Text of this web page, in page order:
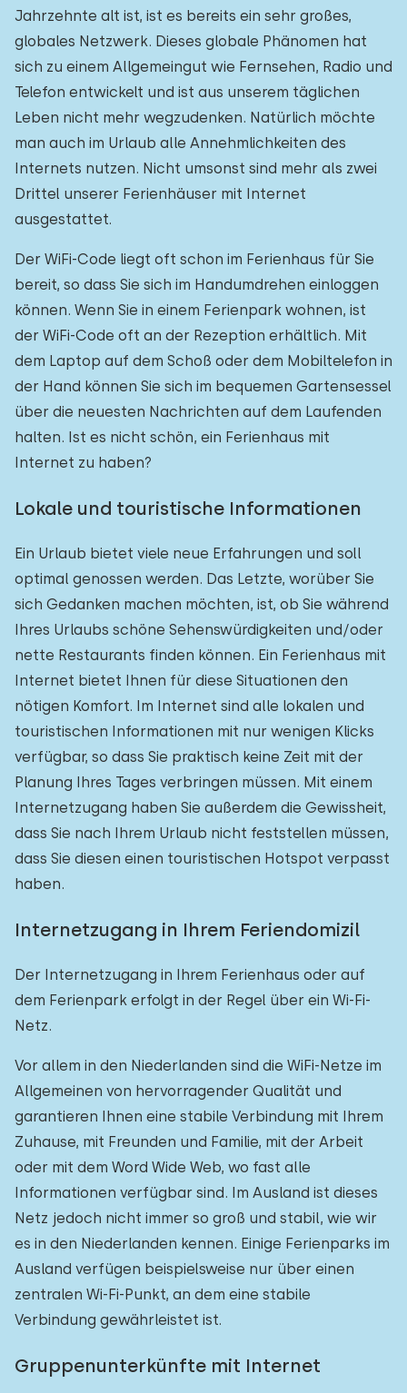
Jahrzehnte alt ist, ist es bereits ein sehr großes,
globales Netzwerk. Dieses globale Phänomen hat
sich zu einem Allgemeingut wie Fernsehen, Radio und
Telefon entwickelt und ist aus unserem täglichen
Leben nicht mehr wegzudenken. Natürlich möchte
man auch im Urlaub alle Annehmlichkeiten des
Internets nutzen. Nicht umsonst sind mehr als zwei
Drittel unserer Ferienhäuser mit Internet
ausgestattet.
Der WiFi-Code liegt oft schon im Ferienhaus für Sie
bereit, so dass Sie sich im Handumdrehen einloggen
können. Wenn Sie in einem Ferienpark wohnen, ist
der WiFi-Code oft an der Rezeption erhältlich. Mit
dem Laptop auf dem Schoß oder dem Mobiltelefon in
der Hand können Sie sich im bequemen Gartensessel
über die neuesten Nachrichten auf dem Laufenden
halten. Ist es nicht schön, ein Ferienhaus mit
Internet zu haben?
Lokale und touristische Informationen
Ein Urlaub bietet viele neue Erfahrungen und soll
optimal genossen werden. Das Letzte, worüber Sie
sich Gedanken machen möchten, ist, ob Sie während
Ihres Urlaubs schöne Sehenswürdigkeiten und/oder
nette Restaurants finden können. Ein Ferienhaus mit
Internet bietet Ihnen für diese Situationen den
nötigen Komfort. Im Internet sind alle lokalen und
touristischen Informationen mit nur wenigen Klicks
verfügbar, so dass Sie praktisch keine Zeit mit der
Planung Ihres Tages verbringen müssen. Mit einem
Internetzugang haben Sie außerdem die Gewissheit,
dass Sie nach Ihrem Urlaub nicht feststellen müssen,
dass Sie diesen einen touristischen Hotspot verpasst
haben.
Internetzugang in Ihrem Feriendomizil
Der Internetzugang in Ihrem Ferienhaus oder auf
dem Ferienpark erfolgt in der Regel über ein Wi-Fi-
Netz.
Vor allem in den Niederlanden sind die WiFi-Netze im
Allgemeinen von hervorragender Qualität und
garantieren Ihnen eine stabile Verbindung mit Ihrem
Zuhause, mit Freunden und Familie, mit der Arbeit
oder mit dem Word Wide Web, wo fast alle
Informationen verfügbar sind. Im Ausland ist dieses
Netz jedoch nicht immer so groß und stabil, wie wir
es in den Niederlanden kennen. Einige Ferienparks im
Ausland verfügen beispielsweise nur über einen
zentralen Wi-Fi-Punkt, an dem eine stabile
Verbindung gewährleistet ist.
Gruppenunterkünfte mit Internet